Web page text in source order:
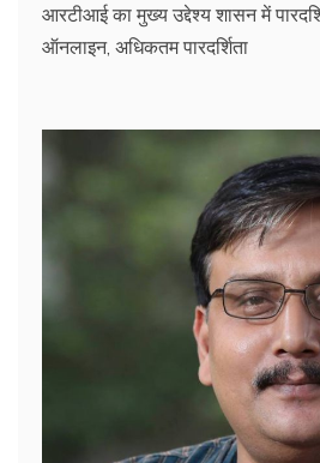
आरटीआई का मुख्य उद्देश्य शासन में
ऑनलाइन, अधिकतम पारदर्शिता